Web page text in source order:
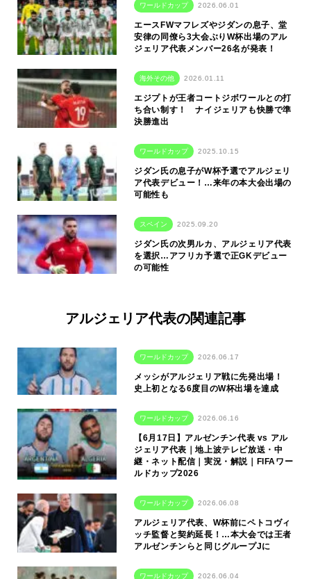
ワールドカップ 2026.06.01
エースFWマフレズやジダンの息子、堂
安律の同僚ら3大会ぶりW杯出場のアル
ジェリア代表メンバー26名が発表！
海外その他 2026.01.11
エジプトが王者コートジボワールとの打
ち合い制す！ ナイジェリアも快勝で準
決勝進出
ワールドカップ 2025.10.15
ジダン氏の息子がW杯予選でアルジェリ
ア代表デビュー！…来年の本大会出場の
可能性も
スペイン 2025.09.20
ジダン氏の次男ルカ、アルジェリア代表
を選択…アフリカ予選で正GKデビュー
の可能性
アルジェリア代表の関連記事
ワールドカップ 2026.06.17
メッシがアルジェリア戦に先発出場！
史上初となる6度目のW杯出場を達成
ワールドカップ 2026.06.16
【6月17日】アルゼンチン代表 vs アル
ジェリア代表｜地上波テレビ放送・中
継・ネット配信｜実況・解説｜FIFAワー
ルドカップ2026
ワールドカップ 2026.06.08
アルジェリア代表、W杯前にペトコヴィ
ッチ監督と契約延長！…本大会では王者
アルゼンチンらと同じグループJに
ワールドカップ 2026.06.04